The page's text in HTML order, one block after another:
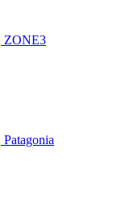
ZONE3
Patagonia